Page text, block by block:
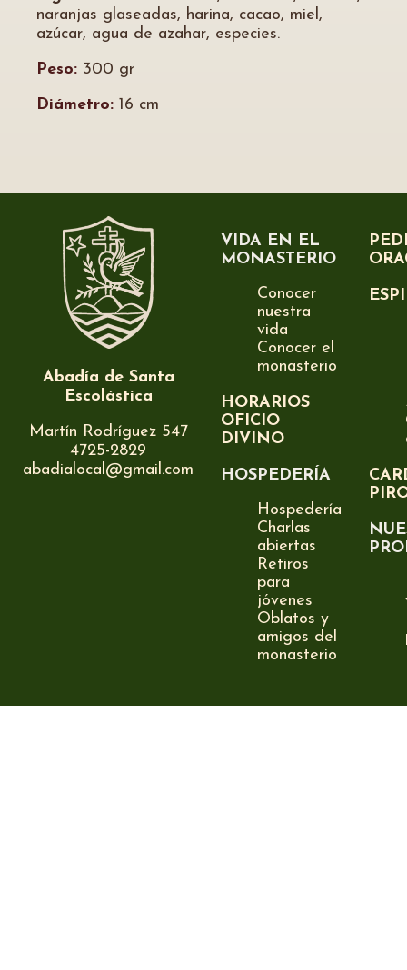
naranjas glaseadas, harina, cacao, miel,
azúcar, agua de azahar, especies.
Peso: 300 gr
Diámetro: 16 cm
Abadía de Santa
Escolástica
Martín Rodríguez 547
4725-2829
abadialocal@gmail.com
VIDA EN EL
MONASTERIO
Conocer
nuestra
vida
Conocer el
monasterio
HORARIOS
OFICIO
DIVINO
HOSPEDERÍA
Hospedería
Charlas
abiertas
Retiros
para
jóvenes
Oblatos y
amigos del
monasterio